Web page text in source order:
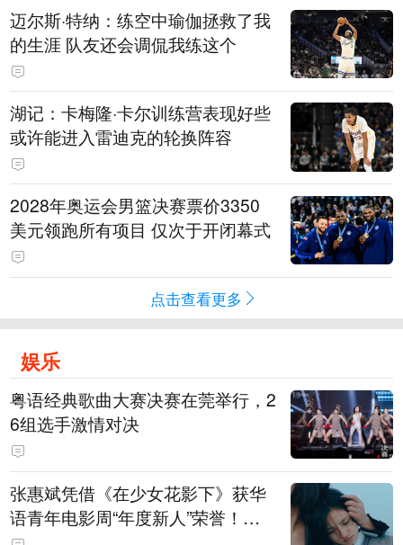
迈尔斯·特纳：练空中瑜伽拯救了我
的生涯 队友还会调侃我练这个
湖记：卡梅隆·卡尔训练营表现好些
或许能进入雷迪克的轮换阵容
2028年奥运会男篮决赛票价3350
美元领跑所有项目 仅次于开闭幕式
点击查看更多
娱乐
粤语经典歌曲大赛决赛在莞举行，2
6组选手激情对决
张惠斌凭借《在少女花影下》获华
语青年电影周“年度新人”荣誉！该